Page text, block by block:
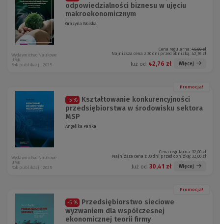
odpowiedzialności biznesu w ujęciu
makroekonomicznym
Grażyna Wolska
Cena regularna: 45,00 zł
Najniższa cena z 30 dni przed obniżką: 42,76 zł
Już od: 42,76 zł Więcej
Wydawnictwo Naukowe
UMK
Rok publikacji: 2025
Promocja!
-5 %
Kształtowanie konkurencyjności
przedsiębiorstwa w środowisku sektora
MSP
Angelika Pańka
Cena regularna: 32,00 zł
Najniższa cena z 30 dni przed obniżką: 32,00 zł
Już od: 30,41 zł Więcej
Wydawnictwo Naukowe
UMK
Rok publikacji: 2025
Promocja!
-5 %
Przedsiębiorstwo sieciowe
wyzwaniem dla współczesnej
ekonomicznej teorii firmy